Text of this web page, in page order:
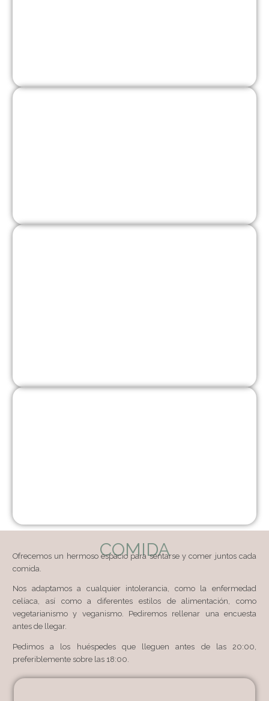
COMIDA
Ofrecemos un hermoso espacio para sentarse y comer juntos cada
comida.
Nos adaptamos a cualquier intolerancia, como la enfermedad
celíaca, así como a diferentes estilos de alimentación, como
vegetarianismo y veganismo. Pediremos rellenar una encuesta
antes de llegar.
Pedimos a los huéspedes que lleguen antes de las 20:00,
preferiblemente sobre las 18:00.